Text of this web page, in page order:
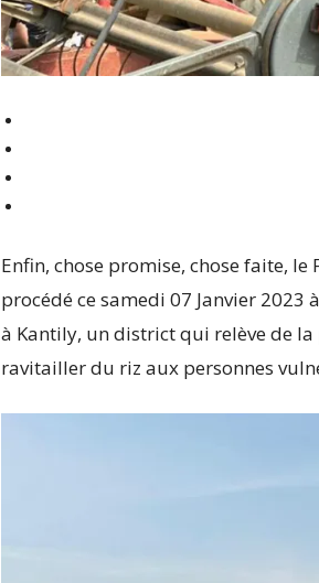
Enfin, chose promise, chose faite, le
procédé ce samedi 07 Janvier
à Kantily, un district qui relève de
ravitailler du riz aux personnes